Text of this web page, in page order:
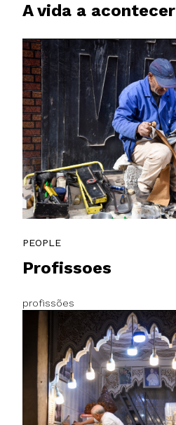
A vida a acontecer
PEOPLE
Profissoes
profissões